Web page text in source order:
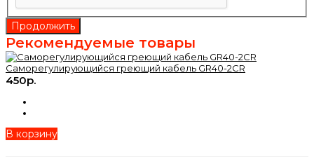
Продолжить
Рекомендуемые товары
Саморегулирующийся греющий кабель GR40-2CR
450р.
В корзину